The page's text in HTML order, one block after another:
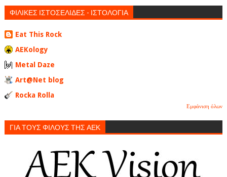
ΦΙΛΙΚΕΣ ΙΣΤΟΣΕΛΙΔΕΣ - ΙΣΤΟΛΟΓΙΑ
Eat This Rock
AEKology
Metal Daze
Art@Net blog
Rocka Rolla
Εμφάνιση όλων
ΓΙΑ ΤΟΥΣ ΦΙΛΟΥΣ ΤΗΣ ΑΕΚ